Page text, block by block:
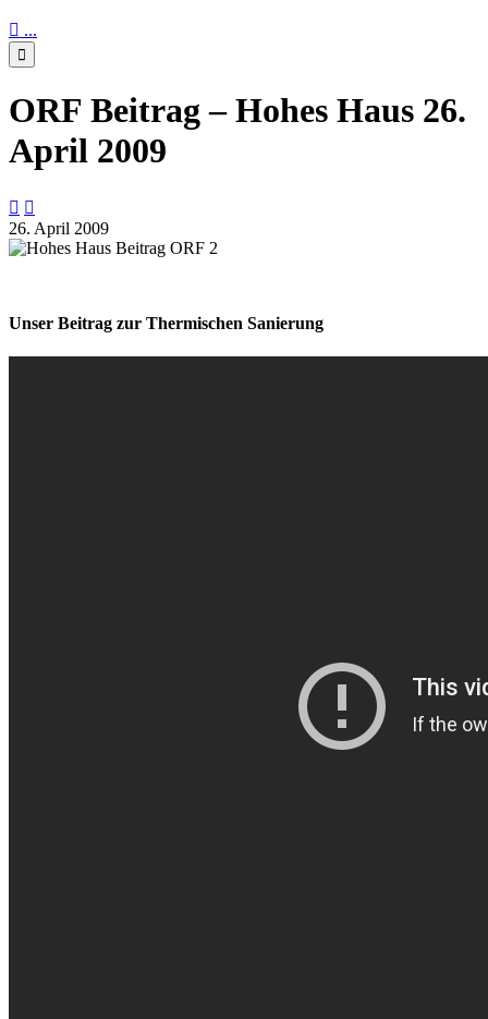
 ...

ORF Beitrag – Hohes Haus 26.
April 2009
 
26. April 2009
Unser Beitrag zur Thermischen Sanierung